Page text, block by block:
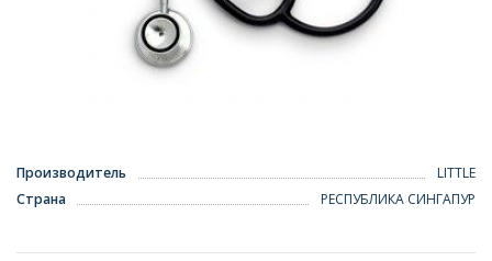
Производитель
LITTLE
Страна
РЕСПУБЛИКА СИНГАПУР